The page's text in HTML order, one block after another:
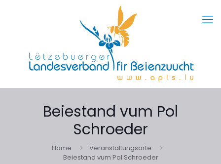
Beiestand vum Pol
Schroeder
Home
Veranstaltungsorte
Beiestand vum Pol Schroeder